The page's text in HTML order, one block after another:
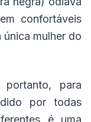
confortáveis
única mulher do
portanto, para
por todas
é uma